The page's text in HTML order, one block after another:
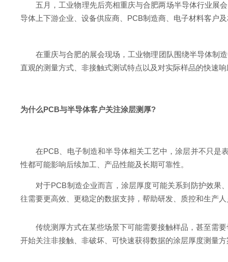
五月，工业物理先后亮相重庆与合肥两场半导体行业展
导体上下游企业、设备供应商、PCB制造商、电子材料客户
在重庆与合肥的展会现场，工业物理团队围绕半导体制
直观的测量方式、非接触式测试特点以及对实际样品的快速
为什么PCB与半导体客户关注涂层测厚?
在PCB、电子制造和半导体相关工艺中，涂层并不只是
性都可能影响后续加工、产品性能及长期可靠性。
对于PCB制造企业而言，涂层厚度可能关系到防护效果
往需要更高效、更稳定的数据支持，帮助研发、质控和生产
传统测厚方式在某些场景下可能需要接触样品，甚至需
开始关注非接触、非破坏、可快速获得数据的涂层厚度测量